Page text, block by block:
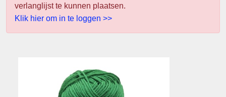
verlanglijst te kunnen plaatsen.
Klik hier om in te loggen >>